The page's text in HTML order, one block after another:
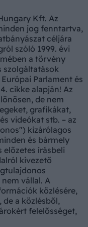
Kft. Az
jog fenntartva,
céljára
szóló 1999. évi
a törvény
szolgáltatások
Parlament és
cikke alapján! Az
de nem
grafikákat,
videókat stb. – az
kizárólagos
és bármely
előzetes írásbeli
kivezető
vállal. A
közlésére,
a közlésből,
felelősséget,